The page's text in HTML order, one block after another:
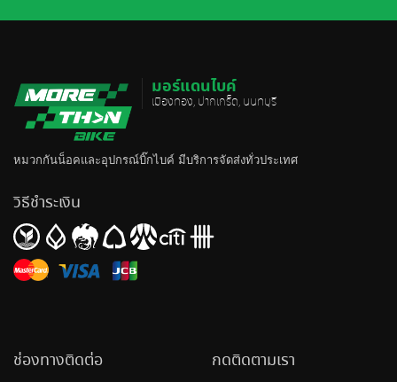
มอร์แดนไบค์
เมืองทอง, ปากเกร็ด, นนทบุรี
หมวกกันน็อคและอุปกรณ์บิ๊กไบค์ มีบริการจัดส่งทั่วประเทศ
วิธีชำระเงิน
ช่องทางติดต่อ กดติดตามเรา